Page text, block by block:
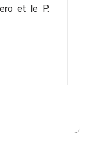
et le P.